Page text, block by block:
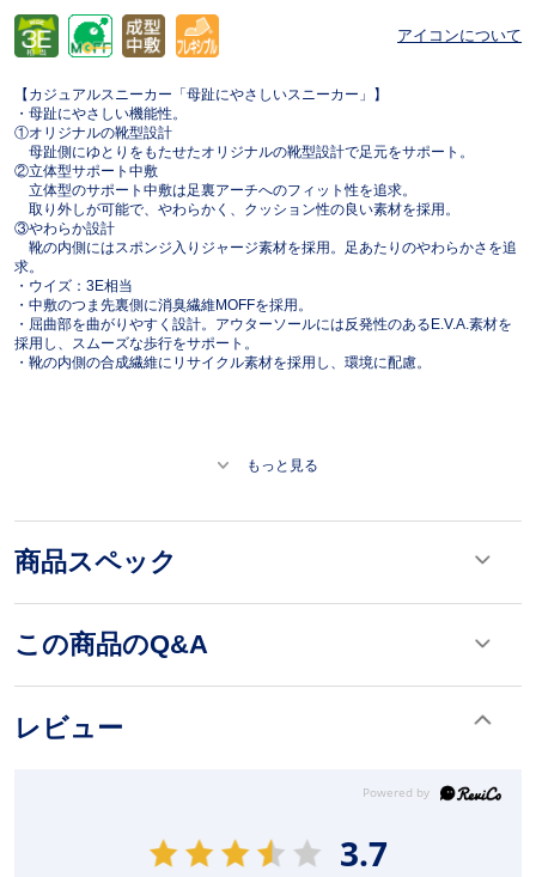
アイコンについて
【カジュアルスニーカー「母趾にやさしいスニーカー」】
・母趾にやさしい機能性。
①オリジナルの靴型設計
母趾側にゆとりをもたせたオリジナルの靴型設計で足元をサポート。
②立体型サポート中敷
立体型のサポート中敷は足裏アーチへのフィット性を追求。
取り外しが可能で、やわらかく、クッション性の良い素材を採用。
③やわらか設計
靴の内側にはスポンジ入りジャージ素材を採用。足あたりのやわらかさを追
求。
・ウイズ：3E相当
・中敷のつま先裏側に消臭繊維MOFFを採用。
・屈曲部を曲がりやすく設計。アウターソールには反発性のあるE.V.A.素材を
採用し、スムーズな歩行をサポート。
・靴の内側の合成繊維にリサイクル素材を採用し、環境に配慮。
もっと見る
商品スペック
この商品のQ&A
レビュー
3.7